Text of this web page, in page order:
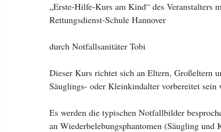
„Erste-Hilfe-Kurs am Kind“ des
Rettungsdienst-Schule Hannover
durch Notfallsanitäter Tobi
Dieser Kurs richtet sich an Eltern, Großeltern
Säuglings- oder Kleinkindalter vorbereitet sein
Es werden die typischen Notfallbilder
an Wiederbelebungsphantomen (Säugling und